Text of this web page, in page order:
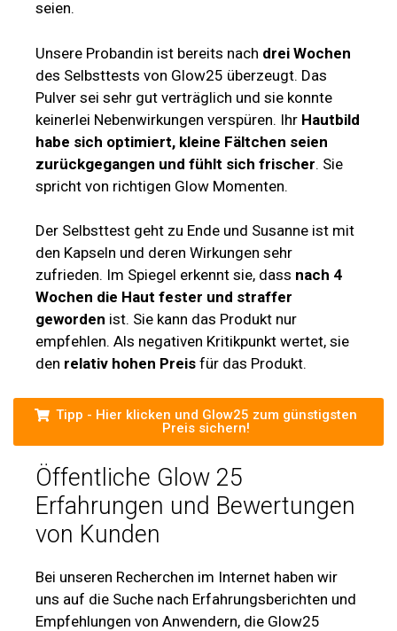
seien.
Unsere Probandin ist bereits nach drei Wochen
des Selbsttests von Glow25 überzeugt. Das
Pulver sei sehr gut verträglich und sie konnte
keinerlei Nebenwirkungen verspüren. Ihr Hautbild
habe sich optimiert, kleine Fältchen seien
zurückgegangen und fühlt sich frischer. Sie
spricht von richtigen Glow Momenten.
Der Selbsttest geht zu Ende und Susanne ist mit
den Kapseln und deren Wirkungen sehr
zufrieden. Im Spiegel erkennt sie, dass nach 4
Wochen die Haut fester und straffer
geworden ist. Sie kann das Produkt nur
empfehlen. Als negativen Kritikpunkt wertet, sie
den relativ hohen Preis für das Produkt.
Tipp - Hier klicken und Glow25 zum günstigsten
Preis sichern!
Öffentliche Glow 25
Erfahrungen und Bewertungen
von Kunden
Bei unseren Recherchen im Internet haben wir
uns auf die Suche nach Erfahrungsberichten und
Empfehlungen von Anwendern, die Glow25